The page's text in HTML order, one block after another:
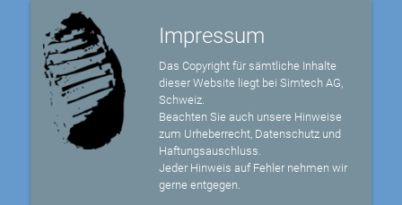
Impressum
Das Copyright für sämtliche Inhalte
dieser Website liegt bei Simtech AG,
Schweiz.
Beachten Sie auch unsere Hinweise
zum Urheberrecht, Datenschutz und
Haftungsauschluss.
Jeder Hinweis auf Fehler nehmen wir
gerne entgegen.